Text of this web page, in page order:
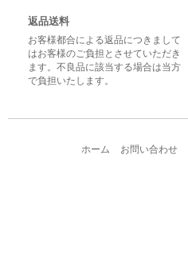
返品送料
お客様都合による返品につきまして
はお客様のご負担とさせていただき
ます。不良品に該当する場合は当方
で負担いたします。
ホーム お問い合わせ